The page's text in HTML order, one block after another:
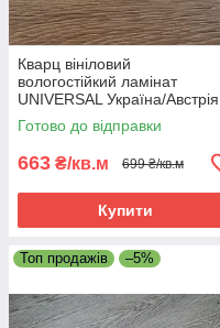
Кварц вініловий
вологостійкий ламінат
UNIVERSAL Україна/Австрія
401/2 - 42 клас
Готово до відправки
663 ₴/кв.м 699 ₴/кв.м
Купити
Топ продажів –5%